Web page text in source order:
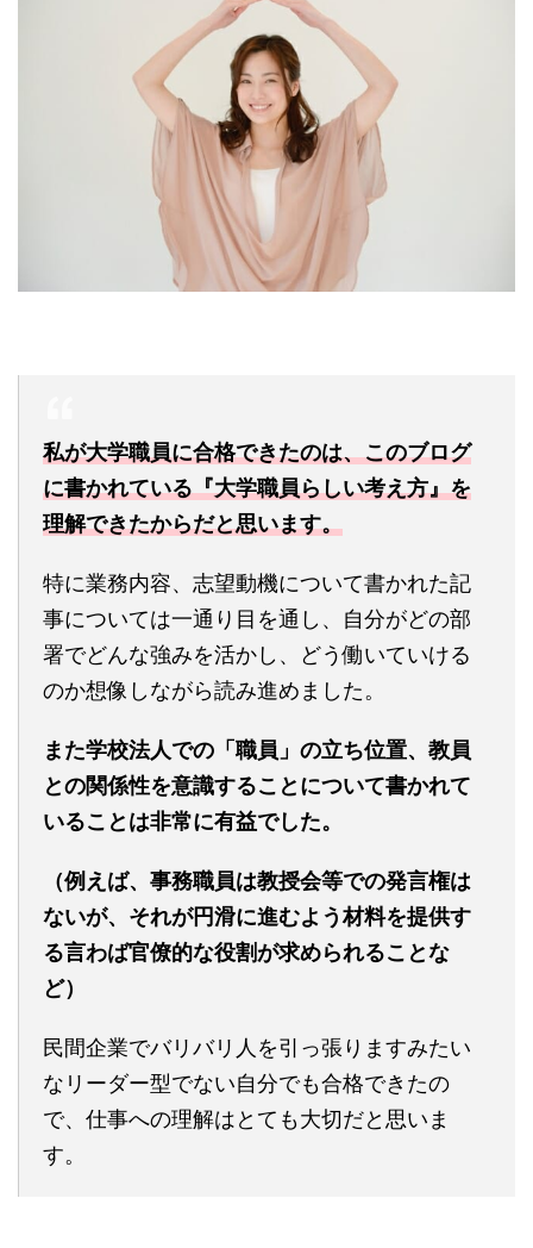
私が大学職員に合格できたのは、このブログ
に書かれている『大学職員らしい考え方』を
理解できたからだと思います。
特に業務内容、志望動機について書かれた記
事については一通り目を通し、自分がどの部
署でどんな強みを活かし、どう働いていける
のか想像しながら読み進めました。
また学校法人での「職員」の立ち位置、教員
との関係性を意識することについて書かれて
いることは非常に有益でした。
（例えば、事務職員は教授会等での発言権は
ないが、それが円滑に進むよう材料を提供す
る言わば官僚的な役割が求められることな
ど）
民間企業でバリバリ人を引っ張りますみたい
なリーダー型でない自分でも合格できたの
で、仕事への理解はとても大切だと思いま
す。